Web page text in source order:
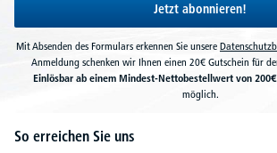
Jetzt abonnieren!
Mit Absenden des Formulars erkennen Sie unsere
Anmeldung schenken wir Ihnen einen 20€ Gutschein für
Einlösbar ab einem Mindest-Nettobestellwert von
möglich.
So erreichen Sie uns